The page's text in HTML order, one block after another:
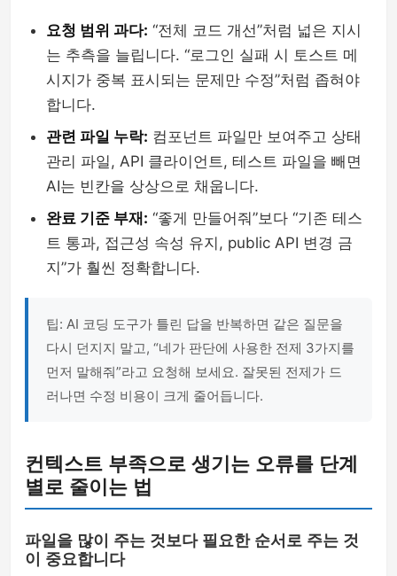
요청 범위 과다: “전체 코드 개선”처럼 넓은 지시
는 추측을 늘립니다. “로그인 실패 시 토스트 메
시지가 중복 표시되는 문제만 수정”처럼 좁혀야
합니다.
관련 파일 누락: 컴포넌트 파일만 보여주고 상태
관리 파일, API 클라이언트, 테스트 파일을 빼면
AI는 빈칸을 상상으로 채웁니다.
완료 기준 부재: “좋게 만들어줘”보다 “기존 테스
트 통과, 접근성 속성 유지, public API 변경 금
지”가 훨씬 정확합니다.
팁: AI 코딩 도구가 틀린 답을 반복하면 같은 질문을
다시 던지지 말고, “네가 판단에 사용한 전제 3가지를
먼저 말해줘”라고 요청해 보세요. 잘못된 전제가 드
러나면 수정 비용이 크게 줄어듭니다.
컨텍스트 부족으로 생기는 오류를 단계
별로 줄이는 법
파일을 많이 주는 것보다 필요한 순서로 주는 것
이 중요합니다